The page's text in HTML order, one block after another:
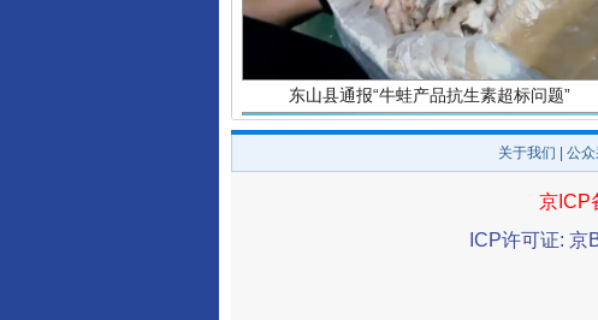
关于我们 公
京ICP
ICP许可证: 京